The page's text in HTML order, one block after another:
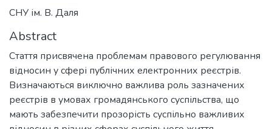
СНУ ім. В. Даля
Abstract
Стаття присвячена проблемам правового регулювання
відносин у сфері публічних електронних реєстрів.
Визначаються виключно важлива роль зазначених
реєстрів в умовах громадянського суспільства, що
мають забезпечити прозорість суспільно важливих